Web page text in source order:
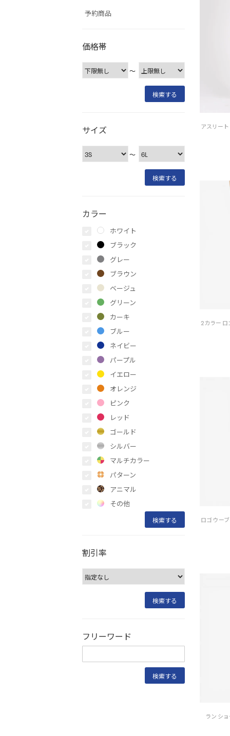
予約商品
価格帯
〜
サイズ
〜
カラー
ホワイト
ブラック
グレー
ブラウン
ベージュ
グリーン
カーキ
ブルー
ネイビー
パープル
イエロー
オレンジ
ピンク
レッド
ゴールド
シルバー
マルチカラー
パターン
アニマル
その他
割引率
フリーワード
ラン ショ